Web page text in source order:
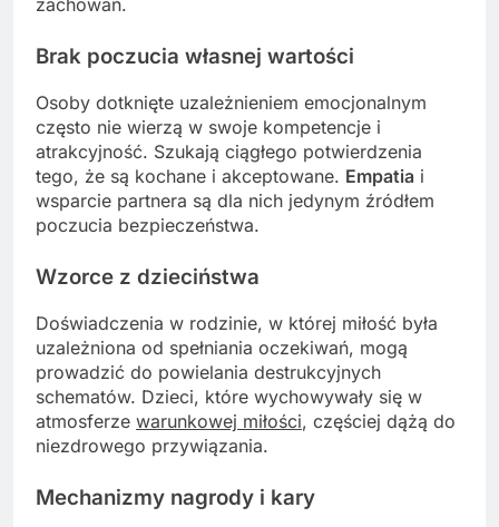
zachowań.
Brak poczucia własnej wartości
Osoby dotknięte uzależnieniem emocjonalnym
często nie wierzą w swoje kompetencje i
atrakcyjność. Szukają ciągłego potwierdzenia
tego, że są kochane i akceptowane. Empatia i
wsparcie partnera są dla nich jedynym źródłem
poczucia bezpieczeństwa.
Wzorce z dzieciństwa
Doświadczenia w rodzinie, w której miłość była
uzależniona od spełniania oczekiwań, mogą
prowadzić do powielania destrukcyjnych
schematów. Dzieci, które wychowywały się w
atmosferze warunkowej miłości, częściej dążą do
niezdrowego przywiązania.
Mechanizmy nagrody i kary